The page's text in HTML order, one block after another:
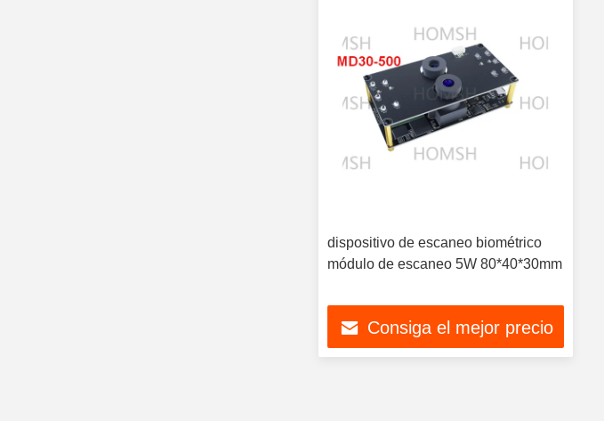
dispositivo de escaneo biométrico
módulo de escaneo 5W 80*40*30mm
Consiga el mejor precio